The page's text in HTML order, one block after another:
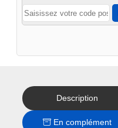
Description
En complément